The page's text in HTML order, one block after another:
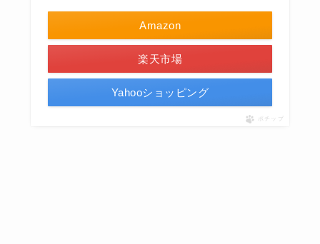
Amazon
楽天市場
Yahooショッピング
ポチップ